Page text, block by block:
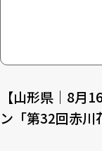
【山形県｜8月
ン「第32回赤川